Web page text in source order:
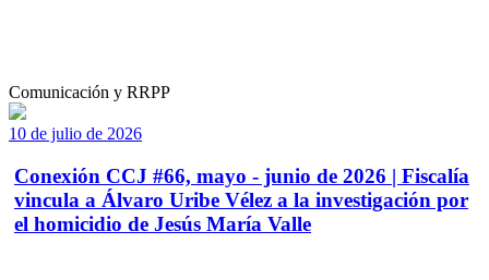
Comunicación y RRPP
10 de julio de 2026
Conexión CCJ #66, mayo - junio de 2026 | Fiscalía
vincula a Álvaro Uribe Vélez a la investigación por
el homicidio de Jesús María Valle